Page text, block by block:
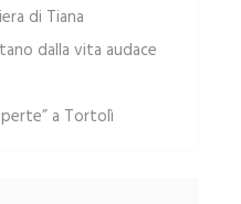
di Tiana
dalla vita audace
a Tortolì